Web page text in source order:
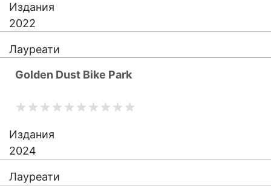
Издания
2022
Лауреати
Golden Dust Bike Park
Издания
2024
Лауреати